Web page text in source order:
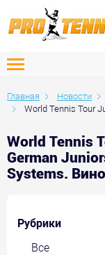
Главная Новости
World Tennis Tour
World Tennis
German
Systems.
Рубрики
Все